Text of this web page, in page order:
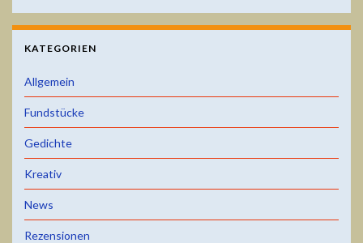
KATEGORIEN
Allgemein
Fundstücke
Gedichte
Kreativ
News
Rezensionen